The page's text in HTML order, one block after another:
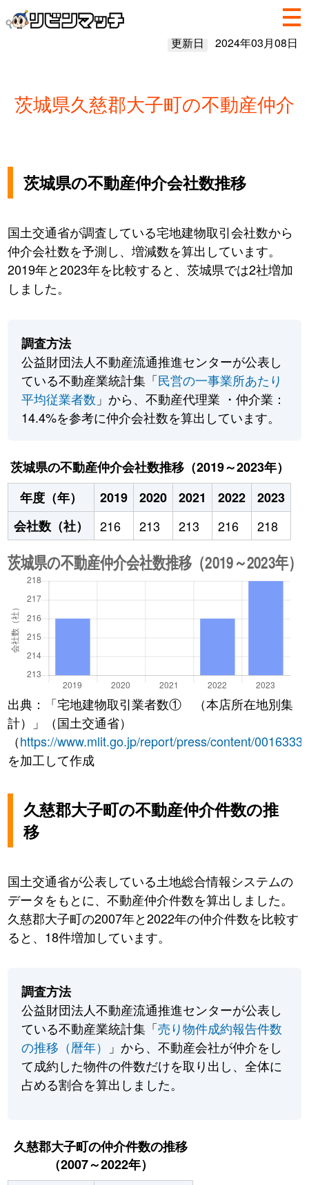
更新日 2024年03月08日
茨城県久慈郡大子町の不動産仲介
茨城県の不動産仲介会社数推移
国土交通省が調査している宅地建物取引会社数から
仲介会社数を予測し、増減数を算出しています。
2019年と2023年を比較すると、茨城県では2社増加
しました。
調査方法
公益財団法人不動産流通推進センターが公表し
ている不動産業統計集「民営の一事業所あたり
平均従業者数 」から、不動産代理業 ・仲介業：
14.4%を参考に仲介会社数を算出しています。
茨城県の不動産仲介会社数推移（2019～2023年）
年度（年）
2019 2020 2021 2022
2023
会社数（社）
216 213 213 216 218
出典：「宅地建物取引業者数① （本店所在地別集
計）」（国土交通省）
（https://www.mlit.go.jp/report/press/content/
を加工して作成
久慈郡大子町の不動産仲介件数の推
移
国土交通省が公表している土地総合情報システムの
データをもとに、不動産仲介件数を算出しました。
久慈郡大子町の2007年と2022年の仲介件数を比較す
ると、18件増加しています。
調査方法
公益財団法人不動産流通推進センターが公表し
ている不動産業統計集「売り物件成約報告件数
の推移（暦年）
」から、不動産会社が仲介をし
て成約した物件の件数だけを取り出し、全体に
占める割合を算出しました。
久慈郡大子町の仲介件数の推移
（2007～2022年）